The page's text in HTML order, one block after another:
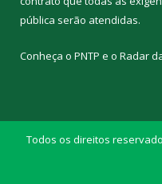
pública serão atendidas.
Conheça o PNTP e o Radar
Todos os direitos